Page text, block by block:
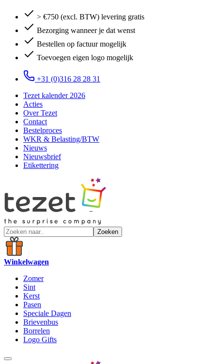
> €750 (excl. BTW) levering gratis
Bezorging wanneer je dat wenst
Bestellen op factuur mogelijk
Toevoegen eigen logo mogelijk
+31 (0)316 28 28 31
Tezet kalender 2026
Acties
Over Tezet
Contact
Bestelproces
WKR & Belasting/BTW
Nieuws
Nieuwsbrief
Etikettering
Zoeken
Winkelwagen
Zomer
Sint
Kerst
Pasen
Speciale Dagen
Brievenbus
Borrelen
Logo Gifts